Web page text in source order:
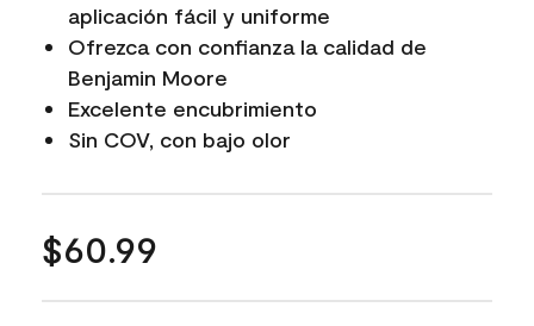
aplicación fácil y uniforme
Ofrezca con confianza la calidad de
Benjamin Moore
Excelente encubrimiento
Sin COV, con bajo olor
$60.99